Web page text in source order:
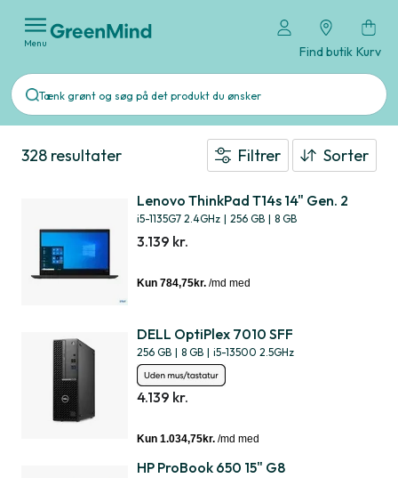
Menu
Find butik Kurv
328 resultater Filtrer Sorter
Lenovo ThinkPad T14s 14" Gen. 2
i5-1135G7 2.4GHz | 256 GB | 8 GB
3.139 kr.
DELL OptiPlex 7010 SFF
256 GB | 8 GB | i5-13500 2.5GHz
4.139 kr.
HP ProBook 650 15" G8